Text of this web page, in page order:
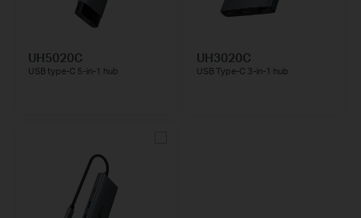
UH5020C
USB type-C 5-in-1 hub
UH3020C
USB Type-C 3-in-1 hub